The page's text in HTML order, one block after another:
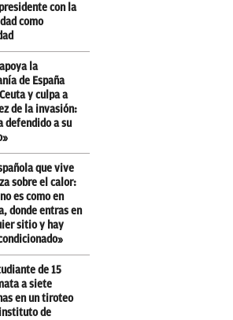
con la
como
apoya la
de España
y culpa a
de la invasión:
defendido a su
que vive
sobre el calor:
es como en
donde entras en
sitio y hay
de 15
a siete
en un tiroteo
de